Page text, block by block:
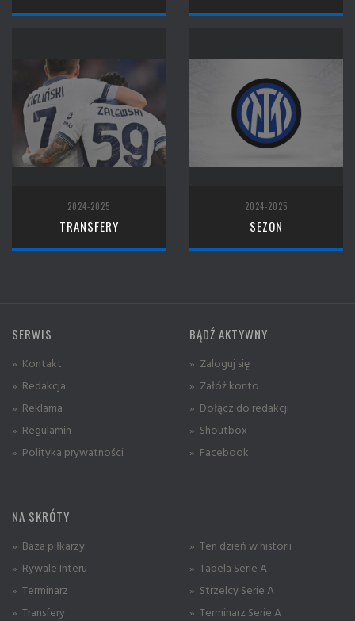
2024-2025
TRANSFERY
2024-2025
SEZON
SERWIS
» Kontakt
» Redakcja
» Reklama
» Regulamin
» Polityka prywatności
BĄDŹ AKTYWNY
» Zaloguj się
» Załóż konto
» Dołącz do redakcji
» Shoutbox
» Facebook
NA SKRÓTY
» Baza piłkarzy
» Rywale Interu
» Terminarz
» Transfery
» Ten dzień w historii
» Tabela Serie A
» Strzelcy Serie A
» Terminarz Serie A